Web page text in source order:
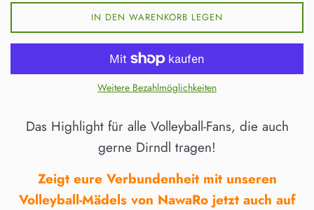
IN DEN WARENKORB LEGEN
Weitere Bezahlmöglichkeiten
Das Highlight für alle Volleyball-Fans, die auch
gerne Dirndl tragen!
Zeigt eure Verbundenheit mit unseren
Volleyball-Mädels von NawaRo jetzt auch auf